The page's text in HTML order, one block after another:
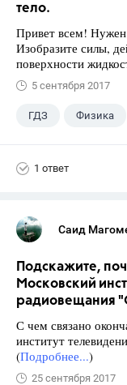
тело.
Привет всем!
Изобразите силы,
поверхности
5 сентября 2017
ГДЗ Физика
1 ответ
Саид
Подскажите,
Московский
радиовещания
С чем связано
институт
(Подробнее...)
25 сентября 2017